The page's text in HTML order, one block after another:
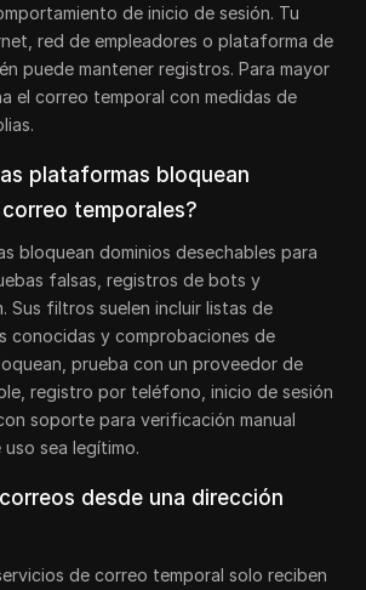
de inicio de sesión. Tu
red de empleadores o plataforma de
puede mantener registros. Para mayor
el correo temporal con medidas de
plataformas bloquean
temporales?
bloquean dominios desechables para
falsas, registros de bots y
Sus filtros suelen incluir listas de
conocidas y comprobaciones de
prueba con un proveedor de
registro por teléfono, inicio de sesión
soporte para verificación manual
sea legítimo.
desde una dirección
de correo temporal solo reciben